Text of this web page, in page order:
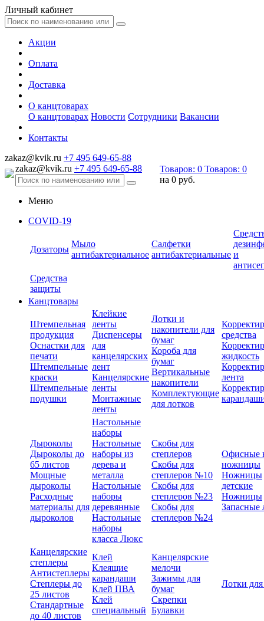
Личный кабинет
Акции
Оплата
Доставка
О канцтоварах
О канцтоварах Новости Сотрудники Вакансии
Контакты
zakaz@kvik.ru +7 495 649-65-88
zakaz@kvik.ru +7 495 649-65-88 Товаров: 0 Товаров: 0
на 0 руб.
Меню
COVID-19
Дозаторы
Мыло
антибактериальное
Салфетки
антибактериальные и
Средства
защиты
Канцтовары
Штемпельная
продукция
Оснастки для
печати
Штемпельные
краски
Штемпельные
подушки
Клейкие
ленты
Диспенсеры
для
канцелярских
лент
Канцелярские
ленты
Монтажные
ленты
Лотки и
накопители для
бумаг
Короба для
бумаг
Вертикальные
накопители
Комплектующие
для лотков
средства
жидкость
лента
Дыроколы
Дыроколы до
65 листов
Мощные
дыроколы
Расходные
материалы для
дыроколов
Настольные
наборы
Настольные
наборы из
дерева и
металла
Настольные
наборы
деревянные
Настольные
наборы
класса Люкс
Скобы для
степлеров
Скобы для
степлеров №10
Скобы для
степлеров №23
Скобы для
степлеров №24
Офисные
ножницы
Ножницы
детские
Ножницы
Запасные
Канцелярские
степлеры
Антистеплеры
Степлеры до
25 листов
Стандартные
до 40 листов
Клей
Клеящие
карандаши
Клей ПВА
Клей
специальный
Канцелярские
мелочи
Зажимы для
бумаг
Скрепки
Булавки
Лотки